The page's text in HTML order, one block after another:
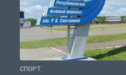
СПОРТ